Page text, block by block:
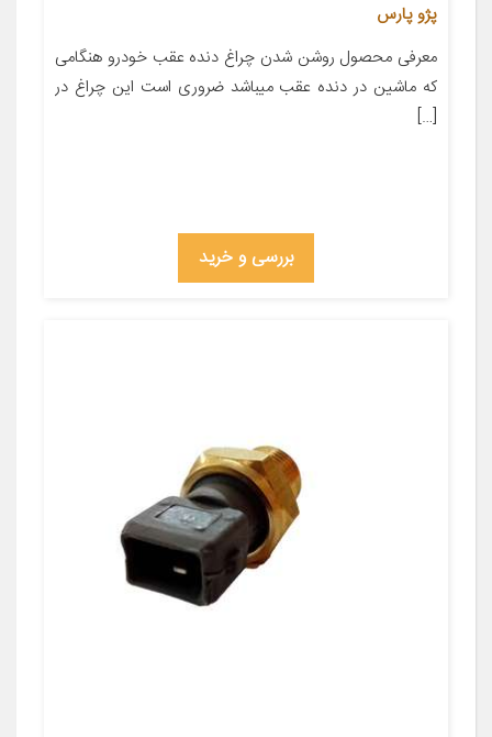
پژو پارس
معرفی محصول روشن شدن چراغ دنده عقب خودرو هنگامی
که ماشین در دنده عقب میباشد ضروری است این چراغ در
[…]
بررسی و خرید